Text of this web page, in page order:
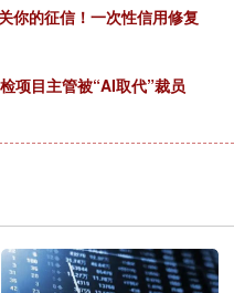
你的征信！一次性信用修复
项目主管被“AI取代”裁员